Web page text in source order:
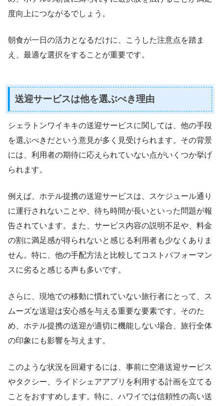
度向上につながるでしょう。
朝食が一日の活力となるだけに、こうした注意点を踏ま
え、最適な選択をすることが重要です。
送迎サービスは他を選ぶべき理由
シェラトンワイキキの送迎サービスに関しては、他の手段
を選ぶべきだという意見が多く見受けられます。その背景
には、利用者の期待に応えられていない点がいくつか挙げ
られます。
例えば、ホテル提携の送迎サービスは、スケジュール通り
に運行されないことや、待ち時間が長いといった問題が報
告されています。また、サービス内容の説明不足や、料金
の割に満足感が得られないと感じる利用者も少なくありま
せん。特に、他の手配方法と比較してコストパフォーマン
スに劣ると感じる声も多いです。
さらに、現地での移動に慣れていない旅行者にとって、ス
ムーズな送迎は安心感を与える重要な要素です。そのた
め、ホテル提携の送迎が適切に機能しない場合、旅行全体
の印象にも影響を与えます。
このような状況を回避するには、事前に空港送迎サービス
やタクシー、ライドシェアアプリを利用する計画を立てる
ことをおすすめします。特に、ハワイでは信頼性の高い送